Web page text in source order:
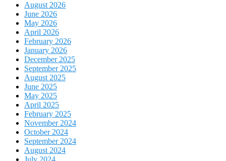
August 2026
June 2026
May 2026
April 2026
February 2026
January 2026
December 2025
September 2025
August 2025
June 2025
May 2025
April 2025
February 2025
November 2024
October 2024
September 2024
August 2024